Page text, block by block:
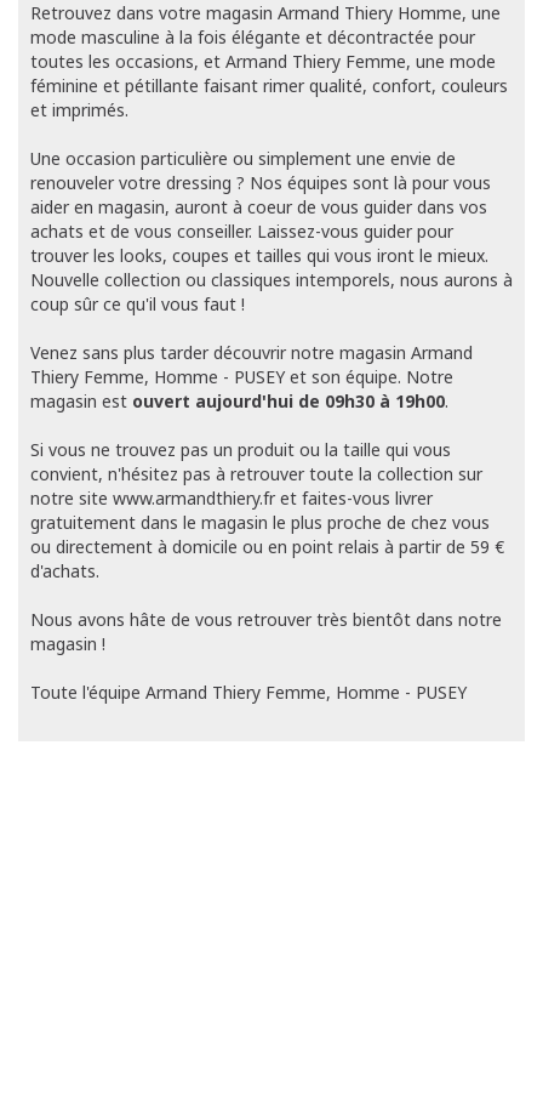
Retrouvez dans votre magasin Armand Thiery Homme, une
mode masculine à la fois élégante et décontractée pour
toutes les occasions, et Armand Thiery Femme, une mode
féminine et pétillante faisant rimer qualité, confort, couleurs
et imprimés.
Une occasion particulière ou simplement une envie de
renouveler votre dressing ? Nos équipes sont là pour vous
aider en magasin, auront à coeur de vous guider dans vos
achats et de vous conseiller. Laissez-vous guider pour
trouver les looks, coupes et tailles qui vous iront le mieux.
Nouvelle collection ou classiques intemporels, nous aurons à
coup sûr ce qu'il vous faut !
Venez sans plus tarder découvrir notre magasin Armand
Thiery Femme, Homme - PUSEY et son équipe. Notre
magasin est ouvert aujourd'hui de 09h30 à 19h00.
Si vous ne trouvez pas un produit ou la taille qui vous
convient, n'hésitez pas à retrouver toute la collection sur
notre site www.armandthiery.fr et faites-vous livrer
gratuitement dans le magasin le plus proche de chez vous
ou directement à domicile ou en point relais à partir de 59 €
d'achats.
Nous avons hâte de vous retrouver très bientôt dans notre
magasin !
Toute l'équipe Armand Thiery Femme, Homme - PUSEY